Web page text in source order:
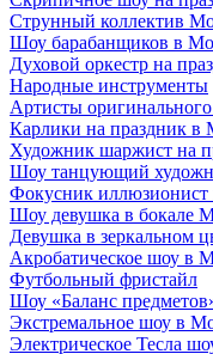
Струнный коллектив
Шоу барабанщиков в
Духовой оркестр на
Народные инструменты
Артисты
Карлики на праздник в
Художник шаржист на
Шоу танцующий
Фокусник
Шоу девушка в бокале
Девушка в зеркальном
Акробатическое шоу в
Футбольный фристайл
Шоу «Баланс
Экстремальное шоу в
Электрическое Тесла